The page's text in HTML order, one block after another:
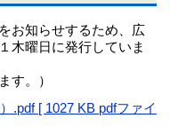
お知らせするため、広
木曜日に発行していま
す。）
.pdf [ 1027 KB pdfファイ